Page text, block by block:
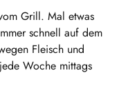
Grill. Mal etwas
schnell auf dem
Fleisch und
Woche mittags